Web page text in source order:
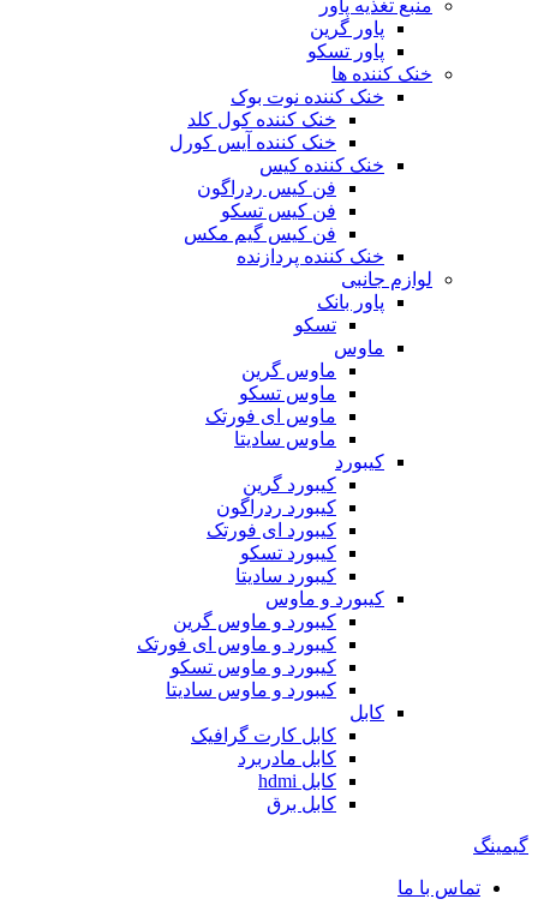
منبع تغذیه‌ پاور
پاور گرین
پاور تسکو
خنک کننده ها
خنک کننده نوت بوک
خنک کننده کول کلد
خنک کننده آیس کورل
خنک کننده کیس
فن کیس ردراگون
فن کیس تسکو
فن کیس گیم مکس
خنک کننده پردازنده
لوازم جانبی
پاور بانک
تسکو
ماوس
ماوس گرین
ماوس تسکو
ماوس ای فورتک
ماوس سادیتا
کیبورد
کیبورد گرین
کیبورد ردراگون
کیبورد ای فورتک
کیبورد تسکو
کیبورد سادیتا
کیبورد و ماوس
کیبورد و ماوس گرین
کیبورد و ماوس ای فورتک
کیبورد و ماوس تسکو
کیبورد و ماوس سادیتا
کابل
کابل کارت گرافیک
کابل مادربرد
کابل hdmi
کابل برق
گیمینگ
تماس با ما